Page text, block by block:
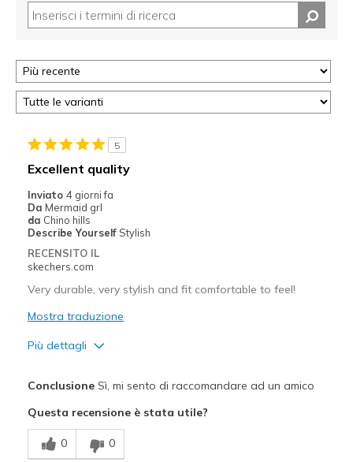
5
Excellent quality
Inviato 4 giorni fa
Da Mermaid grl
da Chino hills
Describe Yourself Stylish
RECENSITO IL
skechers.com
Very durable, very stylish and fit comfortable to feel!
Mostra traduzione
Più dettagli
Migliori Utilizzi:
Casual Wear
ConclusioneSì, mi sento di raccomandare ad un amico
Questa recensione è stata utile?
0 0